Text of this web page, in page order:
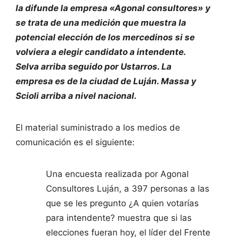
la difunde la empresa «Agonal consultores» y
se trata de una medición que muestra la
potencial elección de los mercedinos si se
volviera a elegir candidato a intendente.
Selva arriba seguido por Ustarros. La
empresa es de la ciudad de Luján. Massa y
Scioli arriba a nivel nacional.
El material suministrado a los medios de
comunicación es el siguiente:
Una encuesta realizada por Agonal
Consultores Luján, a 397 personas a las
que se les pregunto ¿A quien votarías
para intendente? muestra que si las
elecciones fueran hoy, el líder del Frente